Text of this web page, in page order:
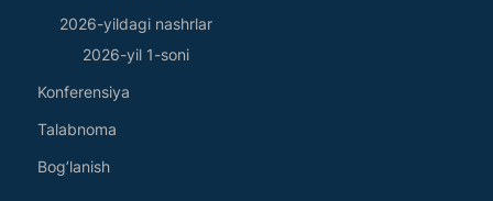
2026-yildagi nashrlar
2026-yil 1-soni
Konferensiya
Talabnoma
Bog’lanish